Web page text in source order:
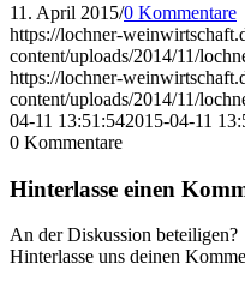
11. April 2015/0 Kommentare
https://lochner-
content/uploads/2014/11/
https://lochner-
content/uploads/2014/11/
04-11 13:51:542015-04-11
0 Kommentare
Hinterlasse einen
An der Diskussion beteiligen?
Hinterlasse uns deinen